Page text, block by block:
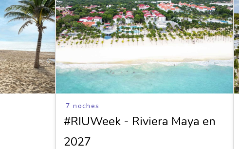
7 noches
#RIUWeek - Riviera Maya en
2027